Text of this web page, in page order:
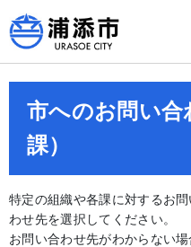
市へのお問い合
課）
特定の組織や各課に対するお
わせ先を選択してください。
お問い合わせ先がわからない